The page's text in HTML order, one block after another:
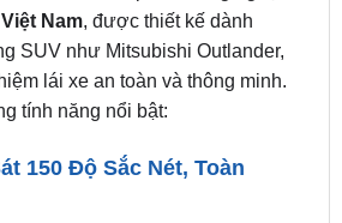
lái xe an toàn và thông minh.
tính năng nổi bật:
150 Độ Sắc Nét, Toàn
150 độ: Được tối ưu hóa để
vừa đủ, loại bỏ điểm mù mà